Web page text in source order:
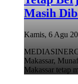
Masih
Kamis, 6 Agu
Makassar,
Makassar tetap